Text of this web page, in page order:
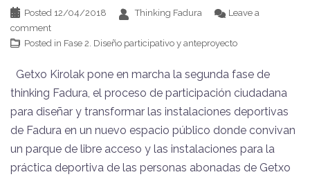
Posted 12/04/2018 Thinking Fadura
Leave a
comment
Posted in Fase 2. Diseño participativo y anteproyecto
Getxo Kirolak pone en marcha la segunda fase de
thinking Fadura, el proceso de participación ciudadana
para diseñar y transformar las instalaciones deportivas
de Fadura en un nuevo espacio público donde convivan
un parque de libre acceso y las instalaciones para la
práctica deportiva de las personas abonadas de Getxo